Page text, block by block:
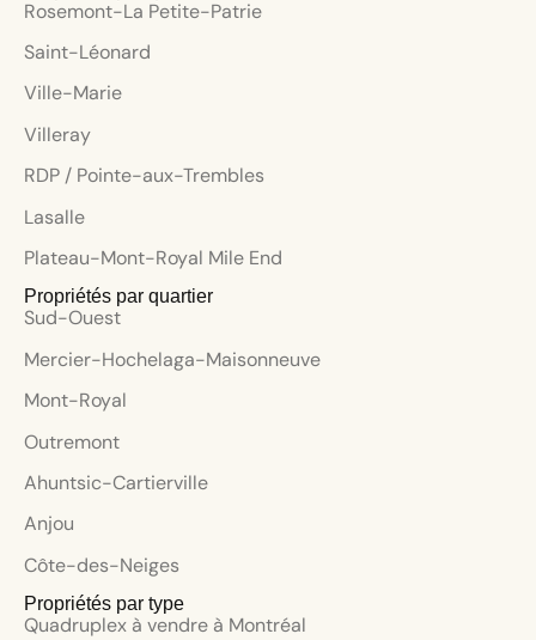
Propriétés par type
Quadruplex à vendre à Montréal
Rosemont-La Petite-Patrie
Saint-Léonard
Ville-Marie
Villeray
RDP / Pointe-aux-Trembles
Lasalle
Plateau-Mont-Royal Mile End
Propriétés par quartier
Sud-Ouest
Mercier-Hochelaga-Maisonneuve
Mont-Royal
Outremont
Ahuntsic-Cartierville
Anjou
Côte-des-Neiges